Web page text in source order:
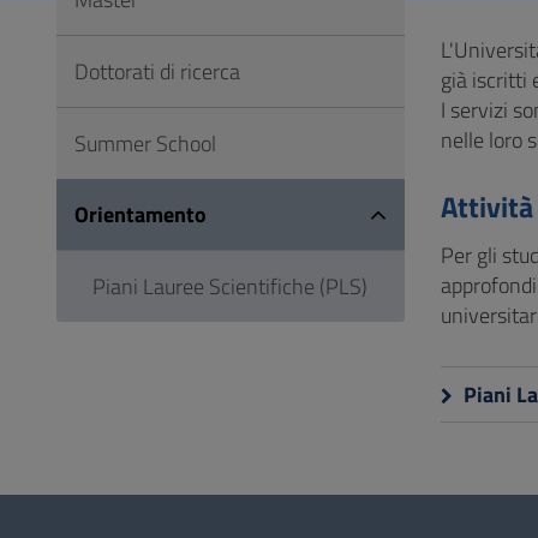
Footer
già iscritti
I servizi
nelle loro
Attività
Per gli
Piani
Dottorati di ricerca
Summer School
Orientamento
Piani Lauree Scientifiche (PLS)
Questionario